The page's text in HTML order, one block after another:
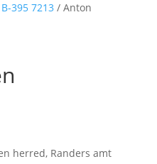
395 7213/ Anton
herred, Randers amt